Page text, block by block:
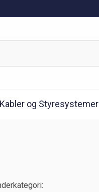
Kabler og Styresystemer